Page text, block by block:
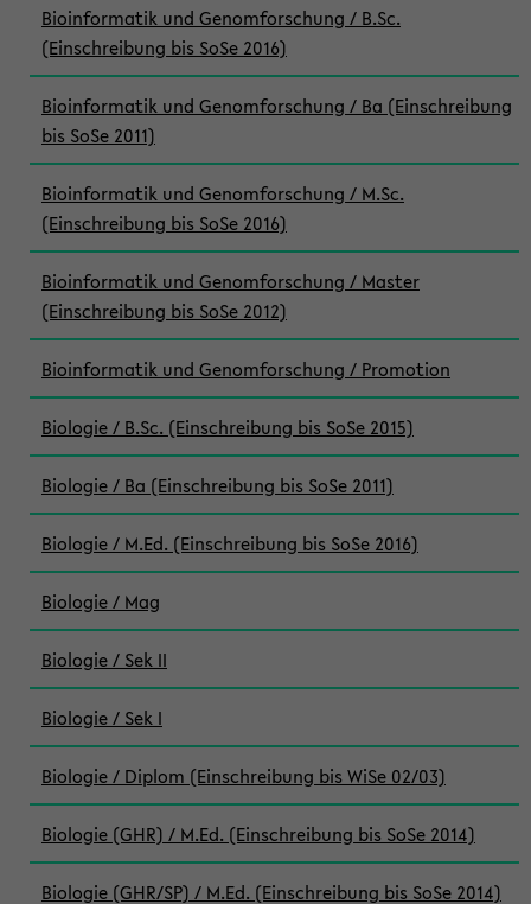
Bioinformatik und Genomforschung / B.Sc.
(Einschreibung bis SoSe 2016)
Bioinformatik und Genomforschung / Ba (Einschreibung
bis SoSe 2011)
Bioinformatik und Genomforschung / M.Sc.
(Einschreibung bis SoSe 2016)
Bioinformatik und Genomforschung / Master
(Einschreibung bis SoSe 2012)
Bioinformatik und Genomforschung / Promotion
Biologie / B.Sc. (Einschreibung bis SoSe 2015)
Biologie / Ba (Einschreibung bis SoSe 2011)
Biologie / M.Ed. (Einschreibung bis SoSe 2016)
Biologie / Mag
Biologie / Sek II
Biologie / Sek I
Biologie / Diplom (Einschreibung bis WiSe 02/03)
Biologie (GHR) / M.Ed. (Einschreibung bis SoSe 2014)
Biologie (GHR/SP) / M.Ed. (Einschreibung bis SoSe 2014)